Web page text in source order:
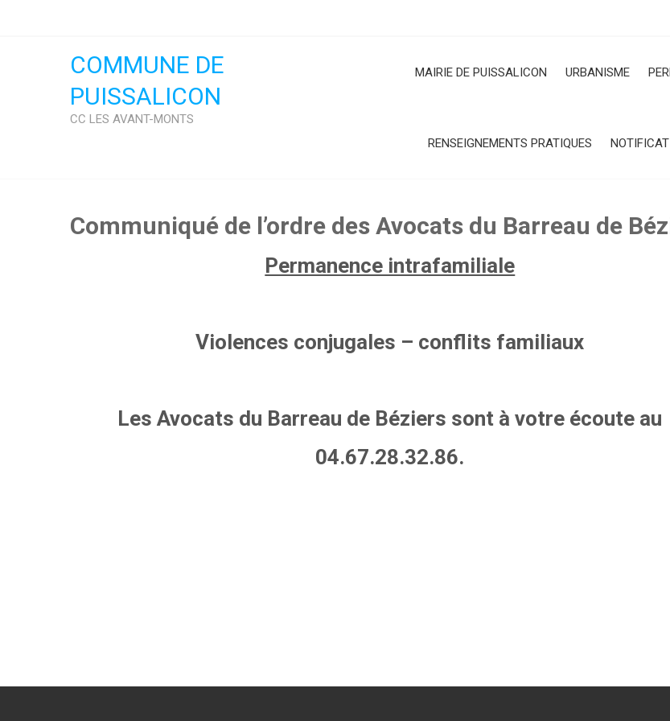
COMMUNE DE
PUISSALICON
CC LES AVANT-MONTS
MAIRIE DE PUISSALICON URBANISME
RENSEIGNEMENTS PRATIQUES
Communiqué de l’ordre des Avocats du Barreau de
Permanence intrafamiliale
Violences conjugales – conflits familiaux
Les Avocats du Barreau de Béziers sont à votre écoute au
04.67.28.32.86.